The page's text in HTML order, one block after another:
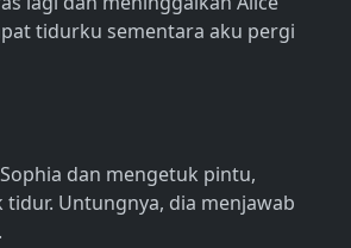
tidurku sementara aku pergi
dan mengetuk pintu,
Untungnya, dia menjawab